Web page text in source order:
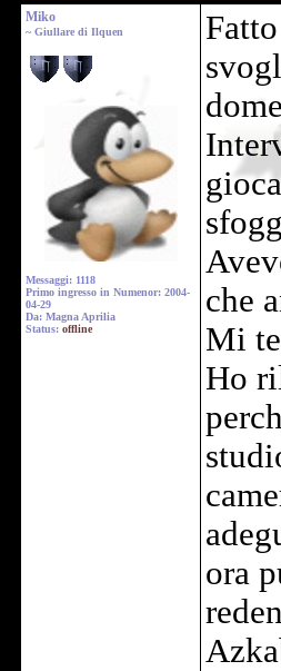
Miko
~ Giullare di Ilquen
Messaggi: 1118
Primo ingresso in Numenor: 2004-
04-29
Da: Magna Aprilia
Status: offline
che
Mi
Ho
ora